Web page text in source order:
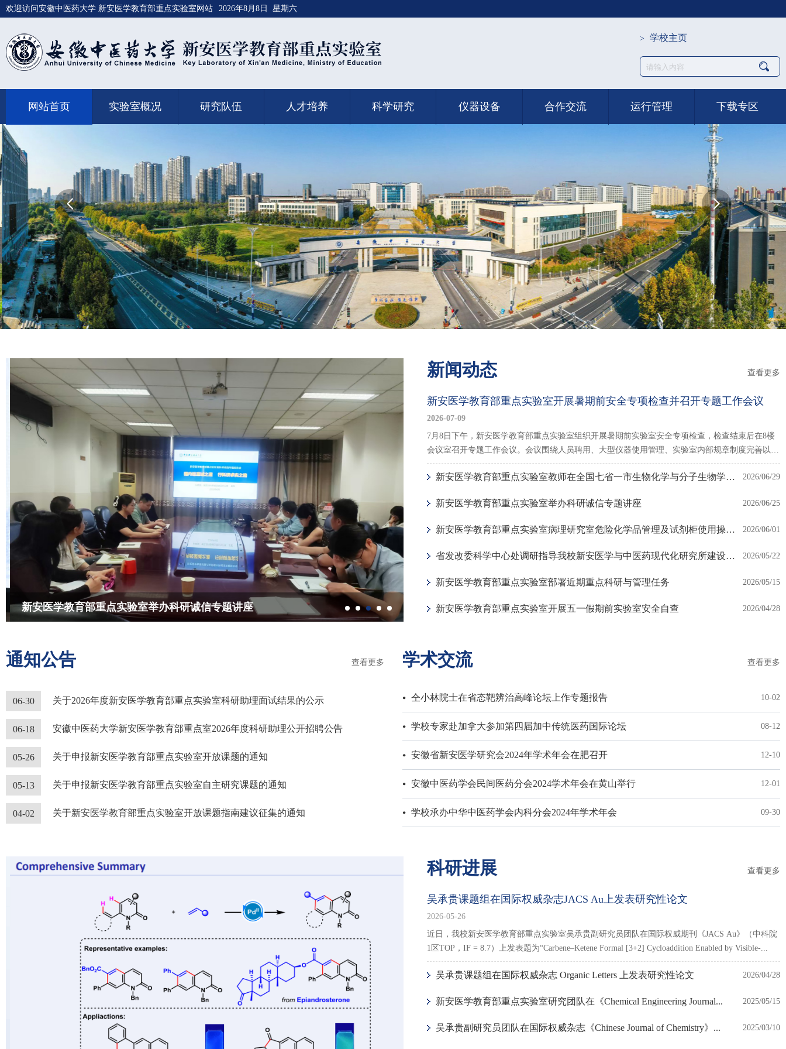
欢迎访问安徽中医药大学 新安医学教育部重点实验室网站 2026年8月8日 星期六
> 学校主页
网站首页 实验室概况 研究队伍 人才培养 科学研究 仪器设备 合作交流 运行管理 下载专区
新安医学教育部重点实验室举办科研诚信专题讲座 新安医学教育部重点实验室病理研究室危险化学品管...
新闻动态 查看更多
新安医学教育部重点实验室开展暑期前安全专项检查并召开专题工作会议
2026-07-09
7月8日下午，新安医学教育部重点实验室组织开展暑期前实验室安全专项检查，检查结束后在8楼
会议室召开专题工作会议。会议围绕人员聘用、大型仪器使用管理、实验室内部规章制度完善以及
暑假期…
2026/06/29
新安医学教育部重点实验室教师在全国七省一市生物化学与分子生物学2026…
2026/06/25
新安医学教育部重点实验室举办科研诚信专题讲座
2026/06/01
新安医学教育部重点实验室病理研究室危险化学品管理及试剂柜使用操作培训
2026/05/22
省发改委科学中心处调研指导我校新安医学与中医药现代化研究所建设工作
2026/05/15
新安医学教育部重点实验室部署近期重点科研与管理任务
2026/04/28
新安医学教育部重点实验室开展五一假期前实验室安全自查
通知公告 查看更多
06-30 关于2026年度新安医学教育部重点实验室科研助理面试结果的公示
06-18 安徽中医药大学新安医学教育部重点室2026年度科研助理公开招聘公告
05-26 关于申报新安医学教育部重点实验室开放课题的通知‌
05-13 关于申报新安医学教育部重点实验室自主研究课题的通知‌
04-02 关于新安医学教育部重点实验室开放课题指南建议征集的通知
学术交流 查看更多
10-02
仝小林院士在省态靶辨治高峰论坛上作专题报告
08-12
学校专家赴加拿大参加第四届加中传统医药国际论坛
12-10
安徽省新安医学研究会2024年学术年会在肥召开
12-01
安徽中医药学会民间医药分会2024学术年会在黄山举行
09-30
学校承办中华中医药学会内科分会2024年学术年会
科研进展 查看更多
吴承贵课题组在国际权威杂志JACS Au上发表研究性论文
2026-05-26
近日，我校新安医学教育部重点实验室吴承贵副研究员团队在国际权威期刊《JACS Au》（中科院
1区TOP，IF = 8.7）上发表题为“Carbene–Ketene Formal [3+2] Cycloaddition Enabled by Visible-...
2026/04/28
吴承贵课题组在国际权威杂志 Organic Letters 上发表研究性论文
2025/05/15
新安医学教育部重点实验室研究团队在《Chemical Engineering Journal...
2025/03/10
吴承贵副研究员团队在国际权威杂志《Chinese Journal of Chemistry》...